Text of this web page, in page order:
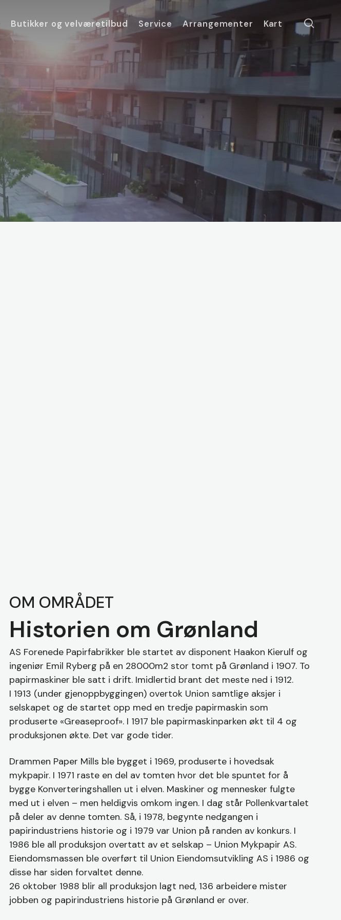
Butikker og velværetilbud Service Arrangementer Kart
OM OMRÅDET
Historien om Grønland
AS Forenede Papirfabrikker ble startet av disponent Haakon Kierulf og
ingeniør Emil Ryberg på en 28000m2 stor tomt på Grønland i 1907. To
papirmaskiner ble satt i drift. Imidlertid brant det meste ned i 1912.
I 1913 (under gjenoppbyggingen) overtok Union samtlige aksjer i
selskapet og de startet opp med en tredje papirmaskin som
produserte «Greaseproof». I 1917 ble papirmaskinparken økt til 4 og
produksjonen økte. Det var gode tider.
Drammen Paper Mills ble bygget i 1969, produserte i hovedsak
mykpapir. I 1971 raste en del av tomten hvor det ble spuntet for å
bygge Konverteringshallen ut i elven. Maskiner og mennesker fulgte
med ut i elven – men heldigvis omkom ingen. I dag står Pollenkvartalet
på deler av denne tomten. Så, i 1978, begynte nedgangen i
papirindustriens historie og i 1979 var Union på randen av konkurs. I
1986 ble all produksjon overtatt av et selskap – Union Mykpapir AS.
Eiendomsmassen ble overført til Union Eiendomsutvikling AS i 1986 og
disse har siden forvaltet denne.
26 oktober 1988 blir all produksjon lagt ned, 136 arbeidere mister
jobben og papirindustriens historie på Grønland er over.